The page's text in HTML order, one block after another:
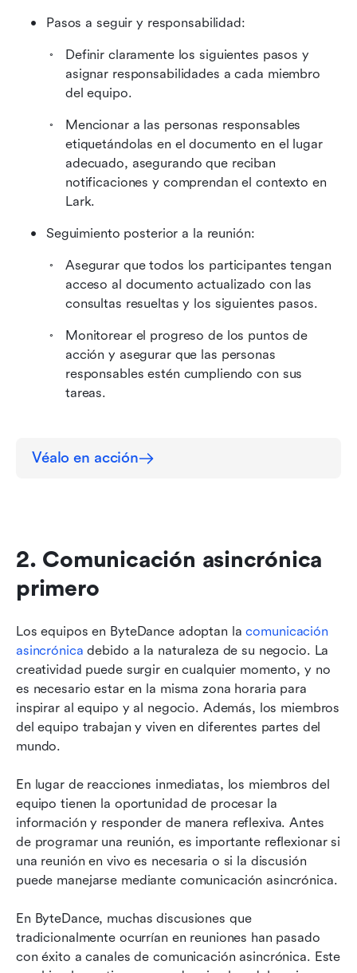
Pasos a seguir y responsabilidad:
Definir claramente los siguientes pasos y
asignar responsabilidades a cada miembro
del equipo.
Mencionar a las personas responsables
etiquetándolas en el documento en el lugar
adecuado, asegurando que reciban
notificaciones y comprendan el contexto en
Lark.
Seguimiento posterior a la reunión:
Asegurar que todos los participantes tengan
acceso al documento actualizado con las
consultas resueltas y los siguientes pasos.
Monitorear el progreso de los puntos de
acción y asegurar que las personas
responsables estén cumpliendo con sus
tareas.
Véalo en acción
2. Comunicación asincrónica
primero
Los equipos en ByteDance adoptan la comunicación
asincrónica debido a la naturaleza de su negocio. La
creatividad puede surgir en cualquier momento, y no
es necesario estar en la misma zona horaria para
inspirar al equipo y al negocio. Además, los miembros
del equipo trabajan y viven en diferentes partes del
mundo.
En lugar de reacciones inmediatas, los miembros del
equipo tienen la oportunidad de procesar la
información y responder de manera reflexiva. Antes
de programar una reunión, es importante reflexionar si
una reunión en vivo es necesaria o si la discusión
puede manejarse mediante comunicación asincrónica.
En ByteDance, muchas discusiones que
tradicionalmente ocurrían en reuniones han pasado
con éxito a canales de comunicación asincrónica. Este